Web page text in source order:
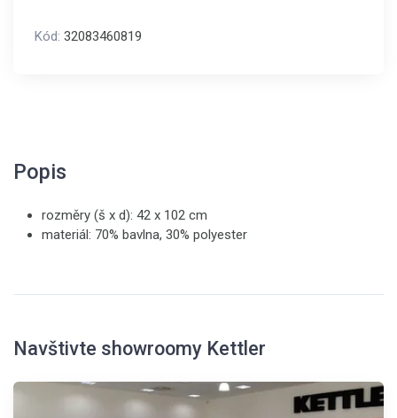
Kód: 32083460819
Popis
rozměry (š x d): 42 x 102 cm
materiál: 70% bavlna, 30% polyester
Navštivte showroomy Kettler